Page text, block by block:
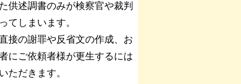
供述調書のみが検察官や裁判
てしまいます。
接の謝罪や反省文の作成、お
にご依頼者様が更生するには
ただきます。